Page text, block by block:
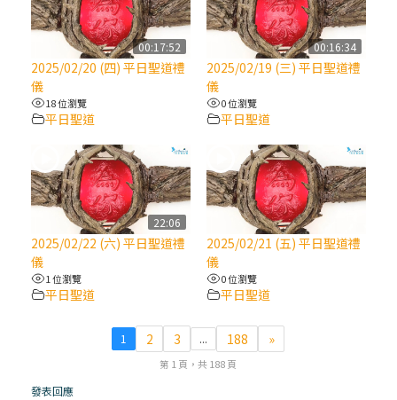
匝凱的「新生命」：利他與內化
(8)黃敏正主教帶你做【將臨期避靜】—耶穌
降生成人與人同在＝「厄瑪努爾」
(7)黃敏正主教帶你做【將臨期避靜】—耶穌
降生人間，需要人的「接納」
(6)黃敏正主教帶你做【將臨期避靜】—「馬
槽」═「謙卑」
(5)黃敏正主教帶你做【將臨期避靜】—「福
傳」：講耶穌的故事
(4)黃敏正主教帶你做【將臨期避靜】—匝凱
「想看」耶穌，耶穌「走近」匝凱
00:17:52
2025/02/20 (四) 平日聖道禮
儀
18 位瀏覽
平日聖道
00:16:34
2025/02/19 (三) 平日聖道禮
儀
0 位瀏覽
平日聖道
22:06
2025/02/22 (六) 平日聖道禮
儀
1 位瀏覽
平日聖道
2025/02/21 (五) 平日聖道禮
儀
0 位瀏覽
平日聖道
1 2 3 ... 188 »
第 1 頁，共 188 頁
發表回應